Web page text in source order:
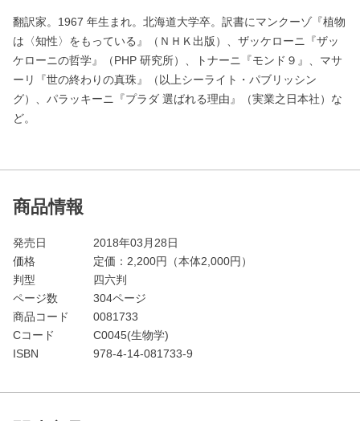
翻訳家。1967 年生まれ。北海道大学卒。訳書にマンクーゾ『植物
は〈知性〉をもっている』（ＮＨＫ出版）、ザッケローニ『ザッ
ケローニの哲学』（PHP 研究所）、トナーニ『モンド９』、マサ
ーリ『世の終わりの真珠』（以上シーライト・パブリッシン
グ）、パラッキーニ『プラダ 選ばれる理由』（実業之日本社）な
ど。
商品情報
発売日
2018年03月28日
価格
定価： 2,200円（本体2,000円）
判型
四六判
ページ数
304ページ
商品コード
0081733
Cコード
C0045(生物学)
ISBN
978-4-14-081733-9